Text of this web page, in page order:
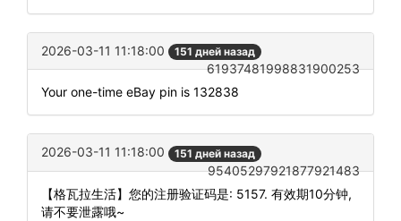
2026-03-11 11:18:00 151 дней назад
61937481998831900253
Your one-time eBay pin is 132838
2026-03-11 11:18:00 151 дней назад
95405297921877921483
【格瓦拉生活】您的注册验证码是: 5157. 有效期10分钟,
请不要泄露哦~